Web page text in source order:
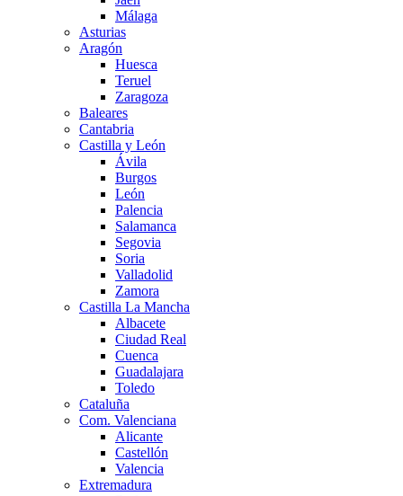
Málaga
Asturias
Aragón
Huesca
Teruel
Zaragoza
Baleares
Cantabria
Castilla y León
Ávila
Burgos
León
Palencia
Salamanca
Segovia
Soria
Valladolid
Zamora
Castilla La Mancha
Albacete
Ciudad Real
Cuenca
Guadalajara
Toledo
Cataluña
Com. Valenciana
Alicante
Castellón
Valencia
Extremadura